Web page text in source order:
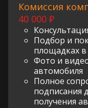
Комиссия
40 000 ₽
Подбор и
площадках
Фото и
автомобиля
Полное
подписания
получения